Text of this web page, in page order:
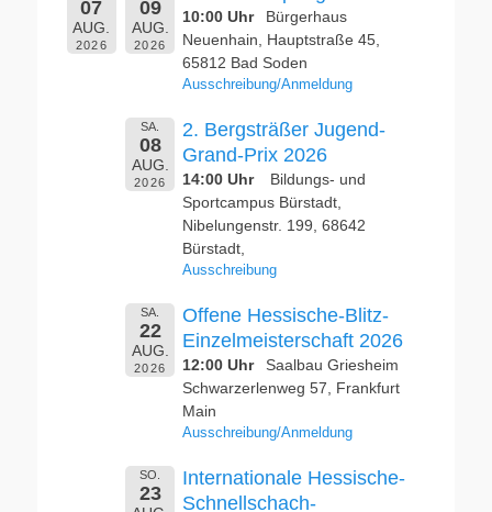
07
AUG.
2026
09
AUG.
2026
10:00 Uhr
Bürgerhaus
Neuenhain, Hauptstraße 45,
65812 Bad Soden
Ausschreibung/Anmeldung
SA.
08
AUG.
2026
2. Bergsträßer Jugend-
Grand-Prix 2026
14:00 Uhr
Bildungs- und
Sportcampus Bürstadt,
Nibelungenstr. 199, 68642
Bürstadt,
Ausschreibung
SA.
22
AUG.
2026
Offene Hessische-Blitz-
Einzelmeisterschaft 2026
12:00 Uhr
Saalbau Griesheim
Schwarzerlenweg 57, Frankfurt
Main
Ausschreibung/Anmeldung
SO.
23
Internationale Hessische-
Schnellschach-